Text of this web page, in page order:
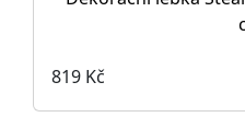
819 Kč